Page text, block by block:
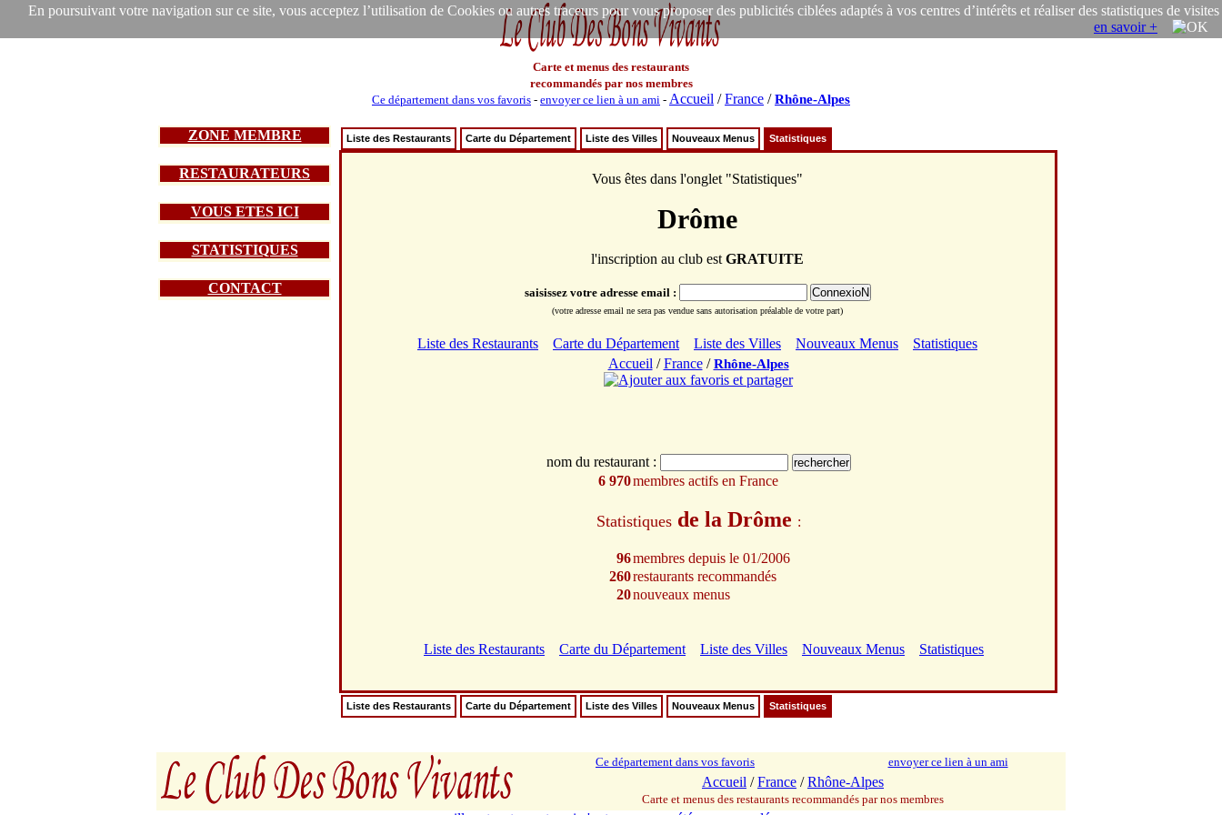
En poursuivant votre navigation sur ce site, vous acceptez l’utilisation de Cookies ou autres traceurs pour vous proposer des publicités ciblées adaptés à vos centres d’intérêts et réaliser des statistiques de visites
en savoir +
Carte et menus des restaurants
recommandés par nos membres
Ce département dans vos favoris - envoyer ce lien à un ami - Accueil /France /Rhône-Alpes
ZONE MEMBRE
RESTAURATEURS
VOUS ETES ICI
STATISTIQUES
CONTACT
Liste des Restaurants Carte du Département Liste des Villes Nouveaux Menus Statistiques
Vous êtes dans l'onglet "Statistiques"
Drôme
l'inscription au club est GRATUITE
saisissez votre adresse email :
(votre adresse email ne sera pas vendue sans autorisation préalable de votre part)
Liste des Restaurants Carte du Département Liste des Villes Nouveaux Menus
Statistiques
Accueil /France/Rhône-Alpes
nom du restaurant :
6 970membres actifs en France
Statistiques de la Drôme :
96membres depuis le 01/2006
260restaurants recommandés
20nouveaux menus
Liste des Restaurants Carte du Département Liste des Villes Nouveaux Menus Statistiques
Liste des Restaurants Carte du Département Liste des Villes Nouveaux Menus Statistiques
Ce département dans vos favoris envoyer ce lien à un ami
Accueil /France /Rhône-Alpes
Carte et menus des restaurants recommandés par nos membres